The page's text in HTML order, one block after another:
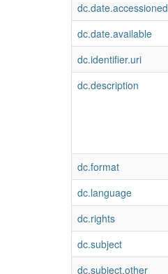
dc.date.accessioned
dc.date.available
dc.identifier.uri
dc.description
dc.format
dc.language
dc.rights
dc.subject
dc.subject.other